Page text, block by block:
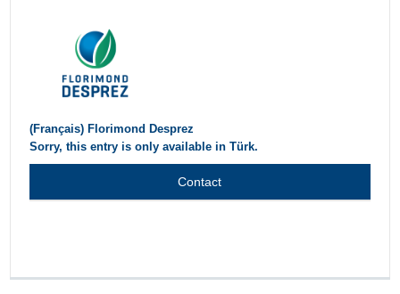
(Français) Florimond Desprez
Sorry, this entry is only available in Türk.
Contact